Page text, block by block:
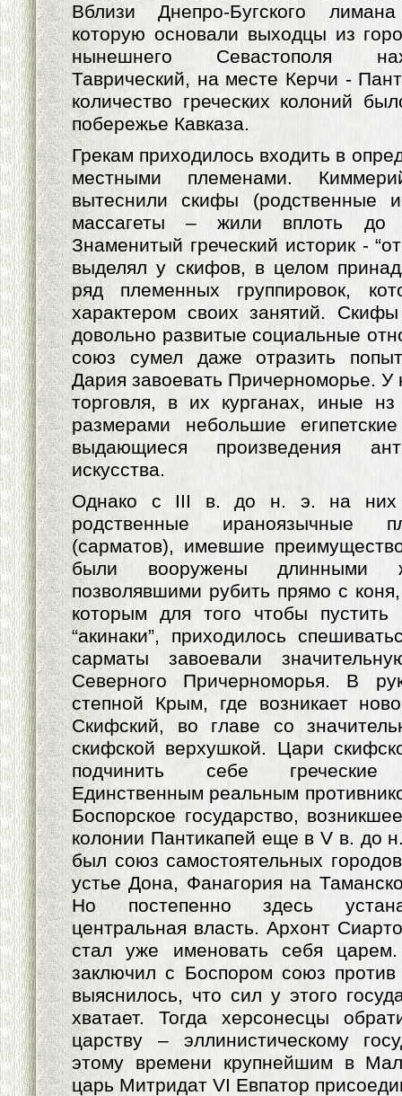
Вблизи Днепро-Бугского
которую основали выходцы из
нынешнего Севастополя
Таврический, на месте Керчи -
количество греческих колоний
побережье Кавказа.
Грекам приходилось входить в
местными племенами.
вытеснили скифы
массагеты – жили вплоть до
Знаменитый греческий историк -
выделял у скифов, в целом
ряд племенных группировок,
характером своих занятий.
довольно развитые социальные
союз сумел даже отразить
Дария завоевать Причерноморье. У
торговля, в их курганах, иные
размерами небольшие
выдающиеся произведения
искусства.
Однако с III в. до н. э. на них
родственные ираноязычные
(сарматов), имевшие
были вооружены длинными
позволявшими рубить прямо с
которым для того чтобы
“акинаки”, приходилось
сарматы завоевали
Северного Причерноморья. В
степной Крым, где возникает
Скифский, во главе со
скифской верхушкой. Цари
подчинить себе греческие
Единственным реальным
Боспорское государство,
колонии Пантикапей еще в V в. до
был союз самостоятельных
устье Дона, Фанагория на
Но постепенно здесь
центральная власть. Архонт
стал уже именовать себя
заключил с Боспором союз
выяснилось, что сил у этого
хватает. Тогда херсонесцы
царству – эллинистическому
этому времени крупнейшим в
царь Митридат VI Евпатор